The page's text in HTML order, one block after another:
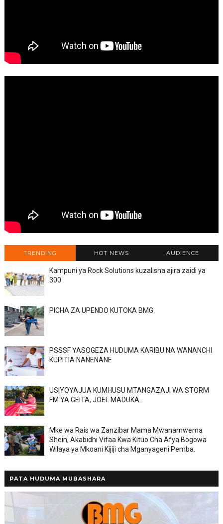
TRENDING HOT NEWS AUDIENCE
Kampuni ya Rock Solutions kuzalisha ajira zaidi ya
300
PICHA ZA UPENDO KUTOKA BMG.
PSSSF YASOGEZA HUDUMA KARIBU NA WANANCHI
KUPITIA NANENANE
USIYOYAJUA KUMHUSU MTANGAZAJI WA STORM
FM YA GEITA, JOEL MADUKA.
Mke wa Rais wa Zanzibar Mama Mwanamwema
Shein, Akabidhi Vifaa Kwa Kituo Cha Afya Bogowa
Wilaya ya Mkoani Kijiji cha Mganyageni Pemba.
PATA HUDUMA MUBASHARA